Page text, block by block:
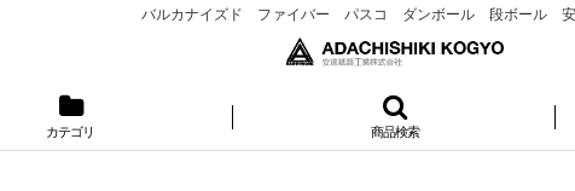
バルカナイズド ファイバー パスコ ダンボール 段ボール 安
カテゴリ 商品検索